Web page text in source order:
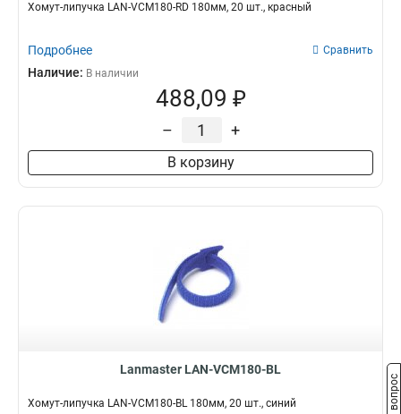
Хомут-липучка LAN-VCM180-RD 180мм, 20 шт., красный
Подробнее Сравнить
Наличие: В наличии
488,09 ₽
– +
В корзину
Lanmaster LAN-VCM180-BL
Хомут-липучка LAN-VCM180-BL 180мм, 20 шт., синий